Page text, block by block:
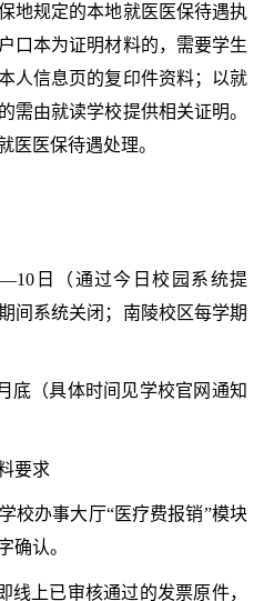
地规定的本地就医医保待遇执
口本为证明材料的，需要学生
人信息页的复印件资料；以就
需由就读学校提供相关证明。
医医保待遇处理。
日（通过今日校园系统提
间系统关闭；南陵校区每学期
底（具体时间见学校官网通知
要求
校办事大厅“医疗费报销”模块
确认。
线上已审核通过的发票原件，